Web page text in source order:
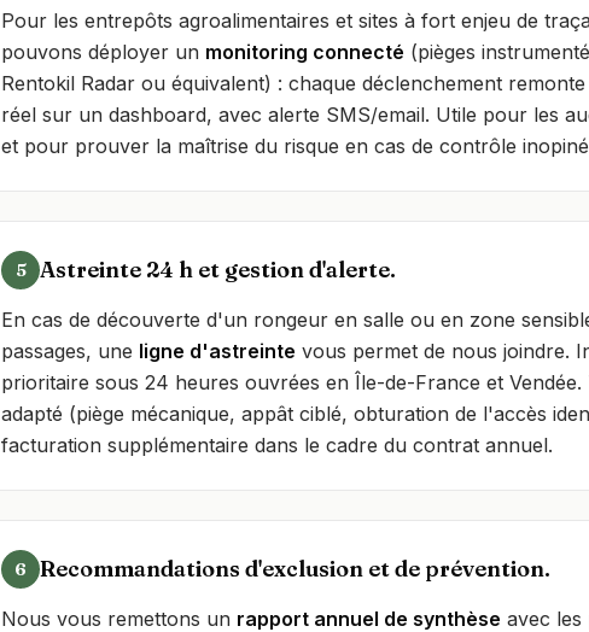
Pour les entrepôts agroalimentaires et sites à fort enjeu de
pouvons déployer un monitoring connecté (pièges
Rentokil Radar ou équivalent) : chaque déclenchement
réel sur un dashboard, avec alerte SMS/email. Utile pour les
et pour prouver la maîtrise du risque en cas de contrôle
5 Astreinte 24 h et gestion d'alerte.
En cas de découverte d'un rongeur en salle ou en zone
passages, une ligne d'astreinte vous permet de nous joindre.
prioritaire sous 24 heures ouvrées en Île-de-France et Vendée.
adapté (piège mécanique, appât ciblé, obturation de l'accès
facturation supplémentaire dans le cadre du contrat annuel.
6 Recommandations d'exclusion et de prévention.
Nous vous remettons un rapport annuel de synthèse avec les